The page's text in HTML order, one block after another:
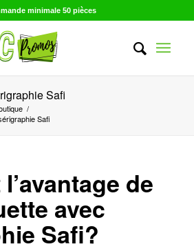
minimale 50 pièces
Safi
/
Safi
de
avec
Safi?